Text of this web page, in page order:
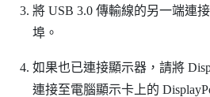
將 USB 3.0 傳輸線的另一端連
埠。
如果也已連接顯示器，請將
連接至電腦顯示卡上的